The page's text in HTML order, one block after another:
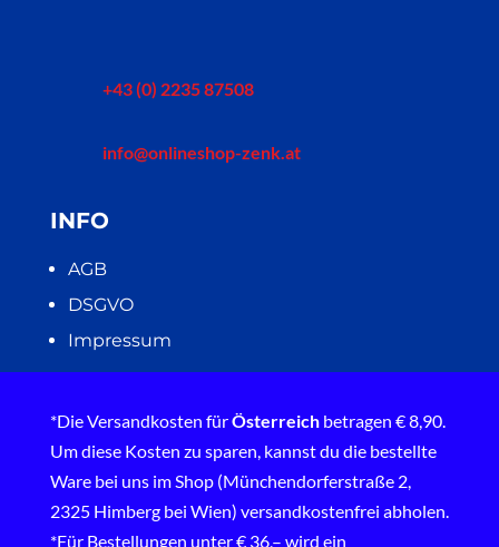
+43 (0) 2235 87508
info@onlineshop-zenk.at
INFO
AGB
DSGVO
Impressum
*Die Versandkosten fürÖsterreich betragen € 8,90.
Um diese Kosten zu sparen, kannst du die bestellte
Ware bei uns im Shop (Münchendorferstraße 2,
2325 Himberg bei Wien) versandkostenfrei abholen.
*Für Bestellungen unter € 36,– wird ein